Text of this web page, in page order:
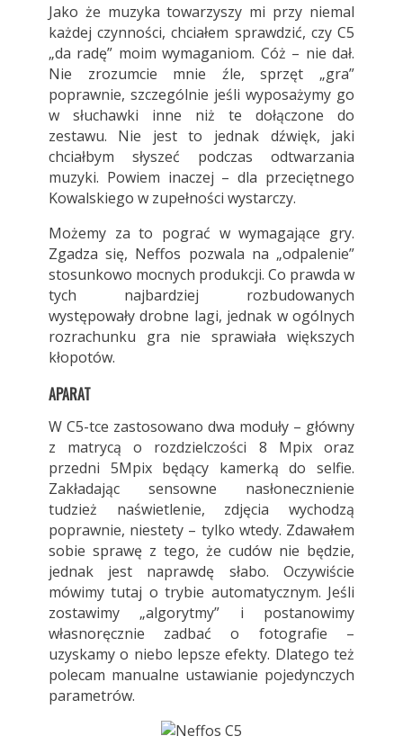
Jako że muzyka towarzyszy mi przy niemal
każdej czynności, chciałem sprawdzić, czy C5
„da radę” moim wymaganiom. Cóż – nie dał.
Nie zrozumcie mnie źle, sprzęt „gra”
poprawnie, szczególnie jeśli wyposażymy go
w słuchawki inne niż te dołączone do
zestawu. Nie jest to jednak dźwięk, jaki
chciałbym słyszeć podczas odtwarzania
muzyki. Powiem inaczej – dla przeciętnego
Kowalskiego w zupełności wystarczy.
Możemy za to pograć w wymagające gry.
Zgadza się, Neffos pozwala na „odpalenie”
stosunkowo mocnych produkcji. Co prawda w
tych najbardziej rozbudowanych
występowały drobne lagi, jednak w ogólnych
rozrachunku gra nie sprawiała większych
kłopotów.
APARAT
W C5-tce zastosowano dwa moduły – główny
z matrycą o rozdzielczości 8 Mpix oraz
przedni 5Mpix będący kamerką do selfie.
Zakładając sensowne nasłonecznienie
tudzież naświetlenie, zdjęcia wychodzą
poprawnie, niestety – tylko wtedy. Zdawałem
sobie sprawę z tego, że cudów nie będzie,
jednak jest naprawdę słabo. Oczywiście
mówimy tutaj o trybie automatycznym. Jeśli
zostawimy „algorytmy” i postanowimy
własnoręcznie zadbać o fotografie –
uzyskamy o niebo lepsze efekty. Dlatego też
polecam manualne ustawianie pojedynczych
parametrów.